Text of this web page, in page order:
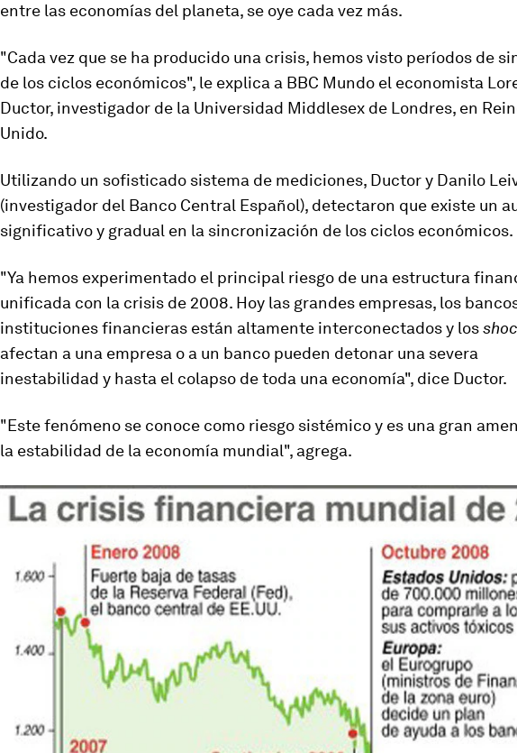
entre las economías del planeta, se oye cada vez más.
"Cada vez que se ha producido una crisis, hemos visto períodos de
de los ciclos económicos", le explica a BBC Mundo el economista
Ductor, investigador de la Universidad Middlesex de Londres, en
Unido.
Utilizando un sofisticado sistema de mediciones, Ductor y Danilo
(investigador del Banco Central Español), detectaron que existe un
significativo y gradual en la sincronización de los ciclos económicos.
"Ya hemos experimentado el principal riesgo de una estructura
unificada con la crisis de 2008. Hoy las grandes empresas, los
instituciones financieras están altamente interconectados y los
afectan a una empresa o a un banco pueden detonar una severa
inestabilidad y hasta el colapso de toda una economía", dice Ductor.
"Este fenómeno se conoce como riesgo sistémicoy es una gran
la estabilidad de la economía mundial", agrega.